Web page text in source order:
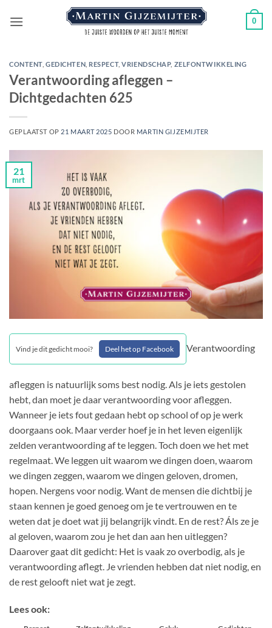
naar
0
CONTENT,GEDICHTEN RESPECT,VRIENDSCHAP, ZELFONTWIKKELING
Verantwoording afleggen –
Dichtgedachten 625
GEPLAATST OP 21 MAART 2025 DOOR MARTIN GIJZEMIJTER
21
mrt
Vind je dit gedicht mooi? Deel het op Facebook Verantwoording
afleggen is natuurlijk soms best nodig. Als je iets gestolen
hebt, dan moet je daar verantwoording voor afleggen.
Wanneer je iets fout gedaan hebt op school of op je werk
doorgaans ook. Maar verder hoef je in het leven eigenlijk
zelden verantwoording af te leggen. Toch doen we het met
regelmaat. We leggen uit waarom we dingen doen, waarom
we dingen zeggen, waarom we dingen geloven, dromen,
hopen. Nergens voor nodig. Want de mensen die dichtbij je
staan kennen je goed genoeg om je te vertrouwen en te
weten dat je doet wat jij belangrijk vindt. En de rest? Áls ze je
al geloven, waarom zou je het dan aan hen uitleggen?
Daarover gaat dit gedicht: Het is vaak zo overbodig, als je
verantwoording aflegt. Je vrienden hebben dat niet nodig, en
de rest gelooft niet wat je zegt.
Lees ook: